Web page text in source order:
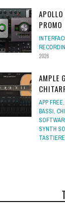
PROMO
2026
AMPLE
APP FREE,
BASSI,
SYNTH